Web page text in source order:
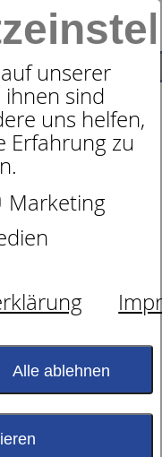
unserer
ihnen sind
uns helfen,
Erfahrung zu
Marketing
Alle ablehnen
SUCHE
0
M3